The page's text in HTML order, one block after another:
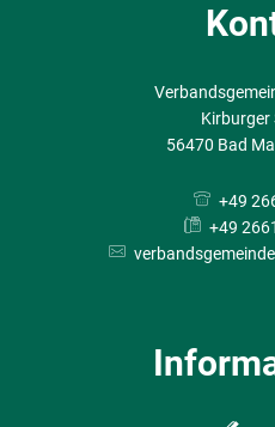
Kirburger
56470 Bad
+49
+49